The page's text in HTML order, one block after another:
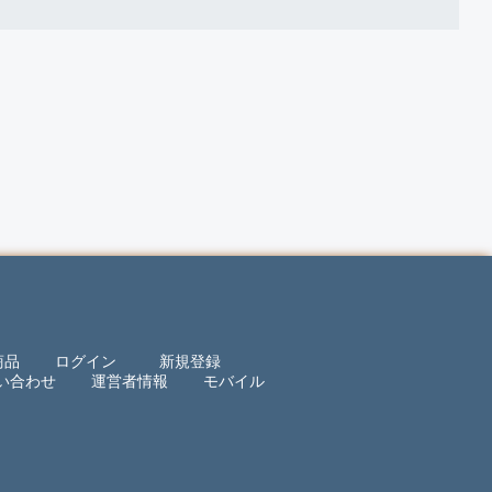
品 ログイン
新規登録
合わせ
運営者情報 モバイル